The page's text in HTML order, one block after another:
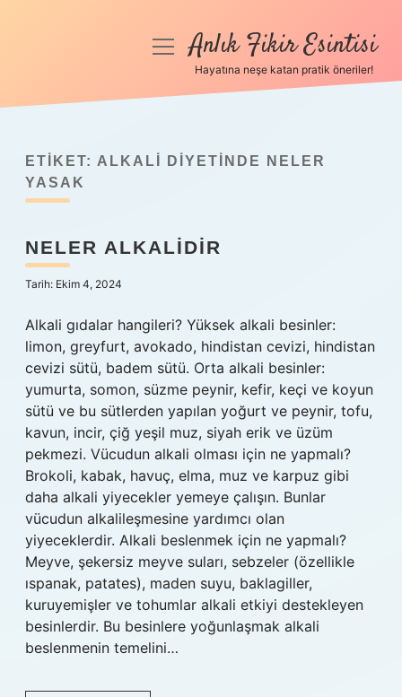
Anasayfa
Yasal Uyarı
menüyüAnlık Fikir Esintisi
Hayatına neşe katan pratik öneriler!
ETIKET: ALKALI DIYETINDE NELER
YASAK
NELER ALKALIDIR
Tarih: Ekim 4, 2024
Alkali gıdalar hangileri? Yüksek alkali besinler:
limon, greyfurt, avokado, hindistan cevizi, hindistan
cevizi sütü, badem sütü. Orta alkali besinler:
yumurta, somon, süzme peynir, kefir, keçi ve koyun
sütü ve bu sütlerden yapılan yoğurt ve peynir, tofu,
kavun, incir, çiğ yeşil muz, siyah erik ve üzüm
pekmezi. Vücudun alkali olması için ne yapmalı?
Brokoli, kabak, havuç, elma, muz ve karpuz gibi
daha alkali yiyecekler yemeye çalışın. Bunlar
vücudun alkalileşmesine yardımcı olan
yiyeceklerdir. Alkali beslenmek için ne yapmalı?
Meyve, şekersiz meyve suları, sebzeler (özellikle
ıspanak, patates), maden suyu, baklagiller,
kuruyemişler ve tohumlar alkali etkiyi destekleyen
besinlerdir. Bu besinlere yoğunlaşmak alkali
beslenmenin temelini…